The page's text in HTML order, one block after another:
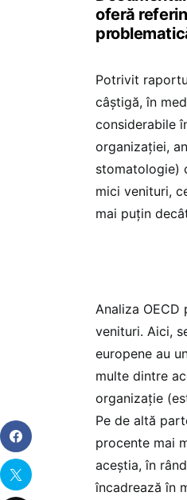
oferă
Potrivit
câștigă, în
considerabile
organizației,
stomatologie)
mici venituri,
mai puțin
Analiza
venituri. Aici,
europene au
multe dintre
organizație
Pe de altă
procente mai
aceștia, în
încadrează în